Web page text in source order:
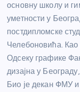
основну школу и
уметности у
постдипломске
Челебоновића.
Одсеку графике
дизајна у
Био је декан ФМУ